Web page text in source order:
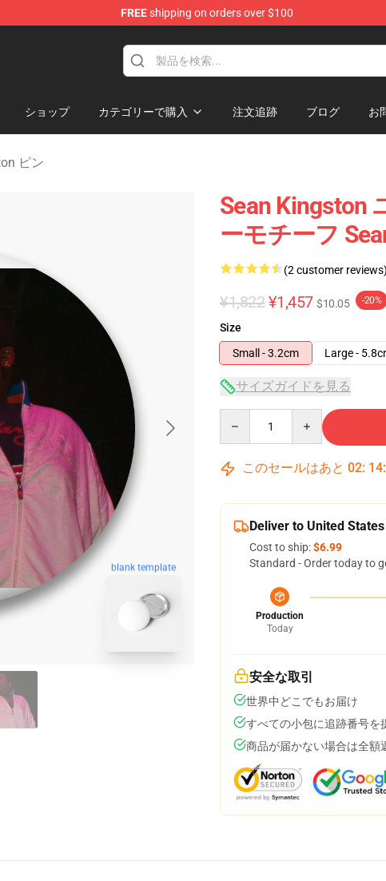
FREEshipping on orders over $100
ショップ カテゴリーで購入 注文追跡 ブログ お
ピン
blank template
Sean Kingston
ーモチーフ
(2 customer reviews)
¥1,822 ¥1,457 $10.05 -20%
Size
Small - 3.2cm
Large -
サイズガイドを見る
このセールはあと 02: 14:
Deliver to United States
Cost to ship:$6.99
Standard - Order today to
Production
Today
安全な取引
世界中どこでもお届け
すべての小包に追跡番号を
商品が届かない場合は全額